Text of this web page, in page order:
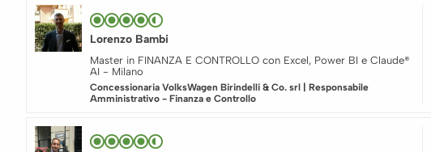
Lorenzo Bambi
Master in FINANZA E CONTROLLO con Excel, Power BI e Claude®
AI - Milano
Concessionaria VolksWagen Birindelli & Co. srl | Responsabile
Amministrativo - Finanza e Controllo